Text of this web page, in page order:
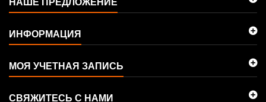
ИНФОРМАЦИЯ
МОЯ УЧЕТНАЯ ЗАПИСЬ
СВЯЖИТЕСЬ С НАМИ